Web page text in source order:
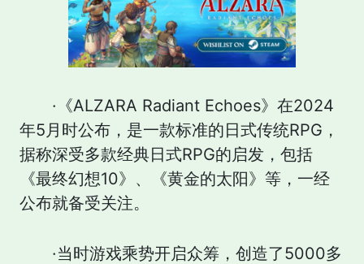
·《ALZARA Radiant Echoes》在2024
年5月时公布，是一款标准的日式传统RPG，
据称深受多款经典日式RPG的启发，包括
《最终幻想10》、《黄金的太阳》等，一经
公布就备受关注。
·当时游戏乘势开启众筹，创造了5000多